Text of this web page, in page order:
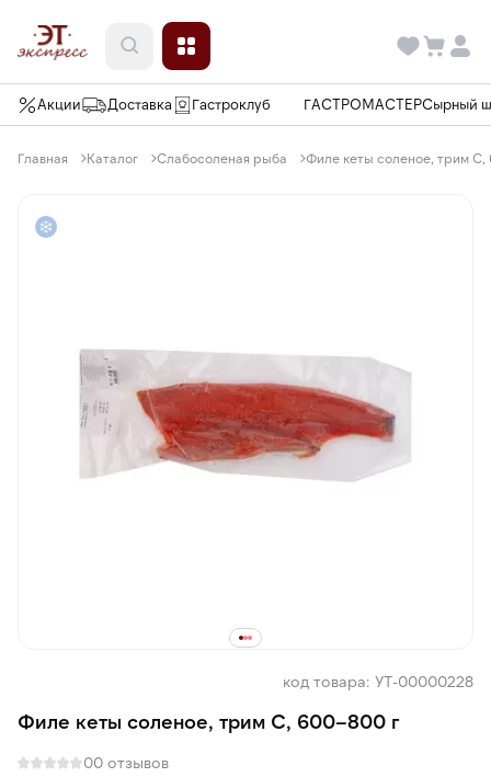
Акции Доставка Гастроклуб ГАСТРОМАСТЕРСырный
Главная Каталог Слабосоленая рыба Филе кеты соленое, трим С,
код товара: УТ-00000228
Филе кеты соленое, трим С, 600–800 г
00 отзывов